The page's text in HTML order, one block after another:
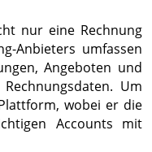
nur eine Rechnung
Anbieters umfassen
Angeboten und
Um
wobei er die
Accounts mit
als Tagger für Netflix